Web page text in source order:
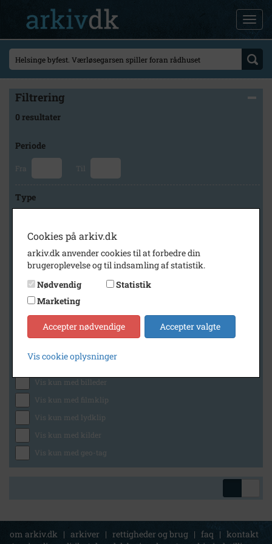
Filtrering
0 resultater
Periode
Fra Til
Type
Arkiv
Lokalarkivet Alsønderup -Tjæreby
Generelt
Vis kun med billeder
Vis kun med filmklip
Vis kun med lydklip
Vis kun med kilder
Vis kun med geo-tag
om arkiv.dk | arkiver | rettigheder og brug | faq | kontakt
Cookies på arkiv.dk
arkiv.dk anvender cookies til at forbedre din
brugeroplevelse og til indsamling af statistik.
Nødvendig
Statistik
Marketing
Accepter nødvendige Accepter valgte
Vis cookie oplysninger